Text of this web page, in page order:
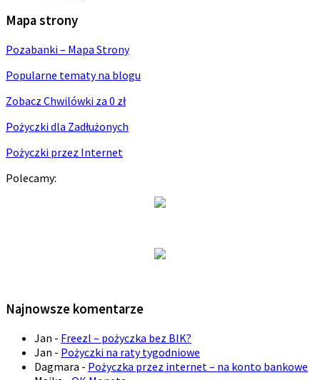
Mapa strony
Pozabanki – Mapa Strony
Popularne tematy na blogu
Zobacz Chwilówki za 0 zł
Pożyczki dla Zadłużonych
Pożyczki przez Internet
Polecamy:
Najnowsze komentarze
Jan - Freezl – pożyczka bez BIK?
Jan - Pożyczki na raty tygodniowe
Dagmara - Pożyczka przez internet – na konto bankowe